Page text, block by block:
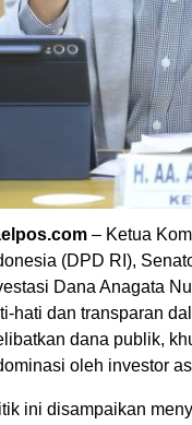
– Ketua
(DPD RI),
Dana Anagata
hati dan transparan
dana publik,
oleh investor
ini disampaikan